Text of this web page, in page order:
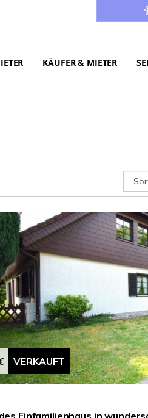
KÄUFER & MIETER
VERKAUFT
Einfamilienhaus in